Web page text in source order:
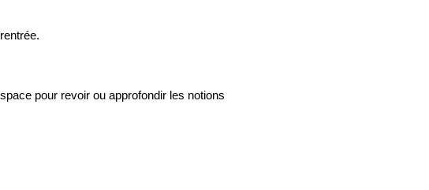
pour revoir ou approfondir les notions